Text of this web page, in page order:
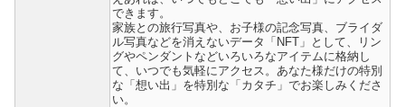
できます。
家族との旅行写真や、お子様の記念写真、ブライダ
ル写真などを消えないデータ「NFT」として、リン
グやペンダントなどいろいろなアイテムに格納し
て、いつでも気軽にアクセス。あなた様だけの特別
な「想い出」を特別な「カタチ」でお楽しみくださ
い。